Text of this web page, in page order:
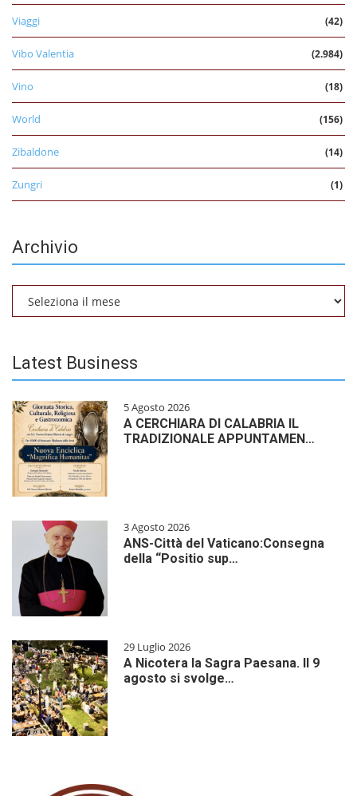
Viaggi (42)
Vibo Valentia (2.984)
Vino (18)
World (156)
Zibaldone (14)
Zungri (1)
Archivio
Latest Business
5 Agosto 2026
A CERCHIARA DI CALABRIA IL
TRADIZIONALE APPUNTAMEN…
3 Agosto 2026
ANS-Città del Vaticano:Consegna
della “Positio sup…
29 Luglio 2026
A Nicotera la Sagra Paesana. Il 9
agosto si svolge…